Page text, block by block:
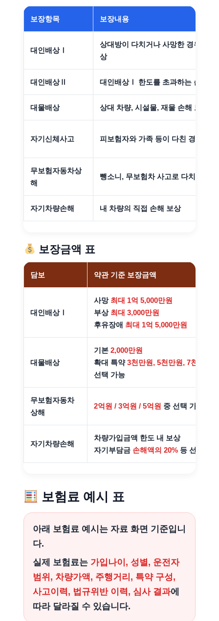
보장항목 보장내용
대인배상Ⅰ
상대방이 다치거나 사망한 경우 법
상
대인배상Ⅱ 대인배상Ⅰ 한도를 초과하는 손해 보
대물배상 상대 차량, 시설물, 재물 손해 보상
자기신체사고 피보험자와 가족 등이 다친 경우 보상
무보험자동차상
해
뺑소니, 무보험차 사고로 다치거나
자기차량손해 내 차량의 직접 손해 보상
보장금액 표
담보 약관 기준 보장금액
대인배상Ⅰ
사망 최대 1억 5,000만원
부상 최대 3,000만원
후유장애 최대 1억 5,000만원
대물배상
기본 2,000만원
확대 특약3천만원, 5천만원, 7천만원,
선택 가능
무보험자동차
상해
2억원 / 3억원 / 5억원 중 선택 가능
자기차량손해
차량가입금액 한도 내 보상
자기부담금 손해액의 20% 등 선택 조
보험료 예시 표
아래 보험료 예시는 자료 화면 기준입니
다.
실제 보험료는 가입나이, 성별, 운전자
범위, 차량가액, 주행거리, 특약 구성,
사고이력, 법규위반 이력, 심사 결과에
따라 달라질 수 있습니다.